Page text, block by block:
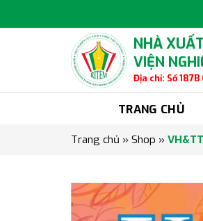
to
NHÀ
VIỆN
Địa chỉ: Số
TRANG CHỦ
Trang chủ » Shop »